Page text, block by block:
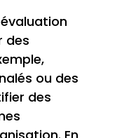
des
ou des
des